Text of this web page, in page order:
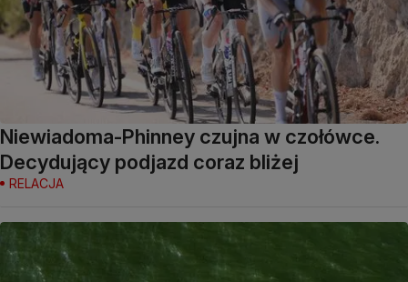
Niewiadoma-Phinney czujna w czołówce.
Decydujący podjazd coraz bliżej
RELACJA